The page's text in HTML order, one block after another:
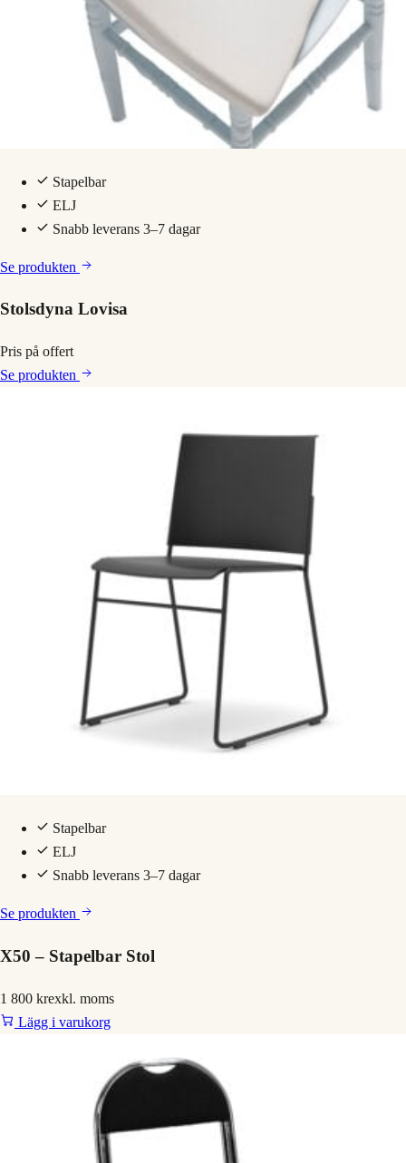
Stapelbar
ELJ
Snabb leverans 3–7 dagar
Se produkten
Stolsdyna Lovisa
Pris på offert
Se produkten
Stapelbar
ELJ
Snabb leverans 3–7 dagar
Se produkten
X50 – Stapelbar Stol
1 800 krexkl. moms
Lägg i varukorg